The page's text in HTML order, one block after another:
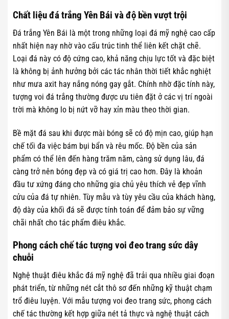
Chất liệu đá trắng Yên Bái và độ bền vượt trội
Đá trắng Yên Bái là một trong những loại đá mỹ nghệ cao cấp
nhất hiện nay nhờ vào cấu trúc tinh thể liên kết chặt chẽ.
Loại đá này có độ cứng cao, khả năng chịu lực tốt và đặc biệt
là không bị ảnh hưởng bởi các tác nhân thời tiết khắc nghiệt
như mưa axit hay nắng nóng gay gắt. Chính nhờ đặc tính này,
tượng voi đá trắng thường được ưu tiên đặt ở các vị trí ngoài
trời mà không lo bị nứt vỡ hay xỉn màu theo thời gian.
Bề mặt đá sau khi được mài bóng sẽ có độ mịn cao, giúp hạn
chế tối đa việc bám bụi bẩn và rêu mốc. Độ bền của sản
phẩm có thể lên đến hàng trăm năm, càng sử dụng lâu, đá
càng trở nên bóng đẹp và có giá trị cao hơn. Đây là khoản
đầu tư xứng đáng cho những gia chủ yêu thích vẻ đẹp vĩnh
cửu của đá tự nhiên. Tùy mẫu và tùy yêu cầu của khách hàng,
độ dày của khối đá sẽ được tính toán để đảm bảo sự vững
chãi nhất cho tác phẩm điêu khắc.
Phong cách chế tác tượng voi đeo trang sức dây
chuỗi
Nghệ thuật điêu khắc đá mỹ nghệ đã trải qua nhiều giai đoạn
phát triển, từ những nét cắt thô sơ đến những kỹ thuật chạm
trổ điêu luyện. Với mẫu tượng voi đeo trang sức, phong cách
chế tác thường kết hợp giữa nét tả thực và nghệ thuật cách